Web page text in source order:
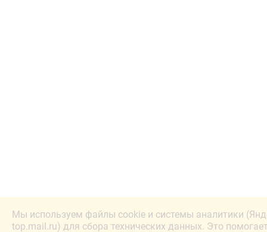
Мы используем файлы cookie и системы аналитики
top.mail.ru) для сбора технических данных. Это